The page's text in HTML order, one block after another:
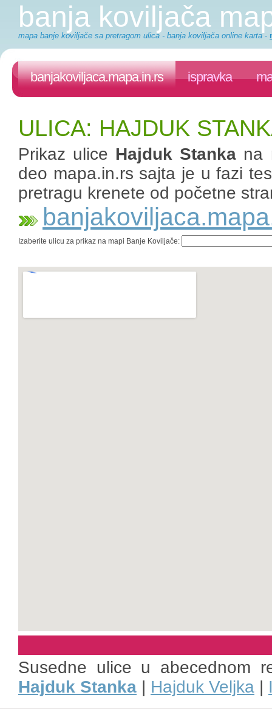
banja koviljača
mapa banje koviljače sa pretragom ulica - banja koviljača online karta-
banjakoviljaca.mapa.in.rs ispravka
ULICA: HAJDUK
Prikaz ulice Hajduk Stanka na
deo mapa.in.rs sajta je u fazi
pretragu krenete od početne
Izaberite ulicu za prikaz na mapi Banje Koviljače:
Susedne ulice u abecednom
Hajduk Stanka | Hajduk Veljka |